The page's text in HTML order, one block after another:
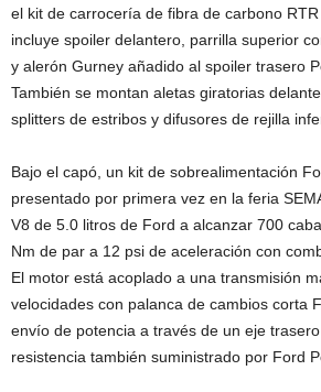
el kit de carrocería de fibra de carbono
incluye spoiler delantero, parrilla superior
y alerón Gurney añadido al spoiler trasero
También se montan aletas giratorias
splitters de estribos y difusores de rejilla
Bajo el capó, un kit de sobrealimentación
presentado por primera vez en la feria
V8 de 5.0 litros de Ford a alcanzar 700
Nm de par a 12 psi de aceleración con
El motor está acoplado a una transmisión
velocidades con palanca de cambios corta
envío de potencia a través de un eje
resistencia también suministrado por Ford